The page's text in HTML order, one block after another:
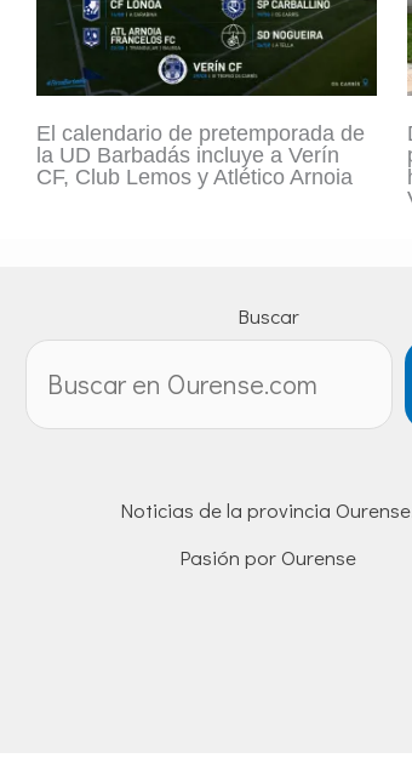
El calendario de pretemporada de
la UD Barbadás incluye a Verín
CF, Club Lemos y Atlético Arnoia
Buscar
Noticias de la provincia
Pasión por Ourense